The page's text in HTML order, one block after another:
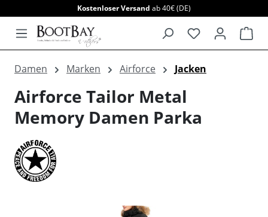
Kostenloser Versand ab 40€ (DE)
Damen Marken Airforce Jacken
Airforce Tailor Metal
Memory Damen Parka
Bildergalerie überspringen